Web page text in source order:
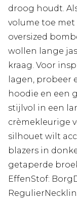
droog houdt.
volume toe met
oversized
wollen lange
kraag. Voor
lagen, probeer
hoodie en een
stijlvol in een
crèmekleurige
silhouet wilt
blazers in
getaperde
EffenStof: